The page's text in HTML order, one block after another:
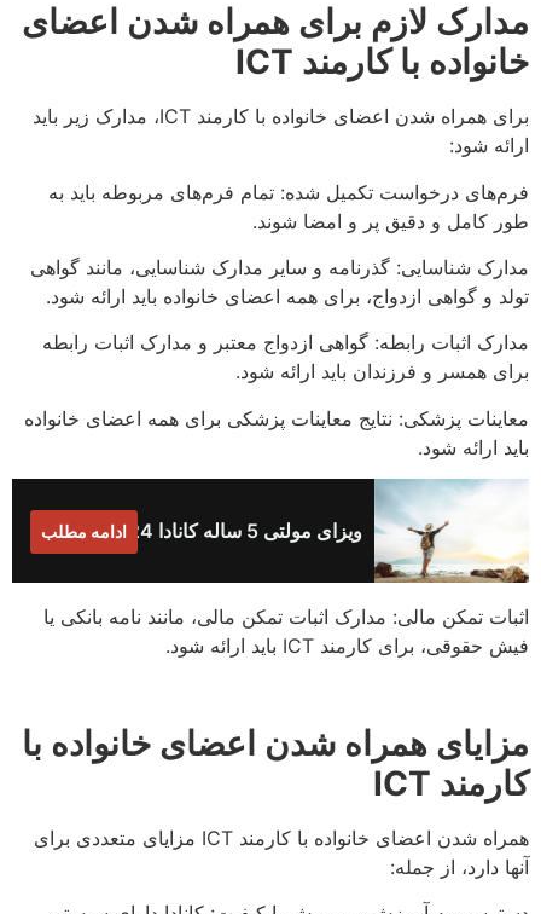
مدارک لازم برای همراه شدن اعضای
خانواده با کارمند ICT
برای همراه شدن اعضای خانواده با کارمند ICT، مدارک زیر باید
ارائه شود:
فرم‌های درخواست تکمیل شده: تمام فرم‌های مربوطه باید به
طور کامل و دقیق پر و امضا شوند.
مدارک شناسایی: گذرنامه و سایر مدارک شناسایی، مانند گواهی
تولد و گواهی ازدواج، برای همه اعضای خانواده باید ارائه شود.
مدارک اثبات رابطه: گواهی ازدواج معتبر و مدارک اثبات رابطه
برای همسر و فرزندان باید ارائه شود.
معاینات پزشکی: نتایج معاینات پزشکی برای همه اعضای خانواده
باید ارائه شود.
ویزای مولتی 5 ساله کانادا 2024 ادامه مطلب
اثبات تمکن مالی: مدارک اثبات تمکن مالی، مانند نامه بانکی یا
فیش حقوقی، برای کارمند ICT باید ارائه شود.
مزایای همراه شدن اعضای خانواده با
کارمند ICT
همراه شدن اعضای خانواده با کارمند ICT مزایای متعددی برای
آنها دارد، از جمله: